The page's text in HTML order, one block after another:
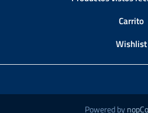
Carrito
Wishlist
Powered by